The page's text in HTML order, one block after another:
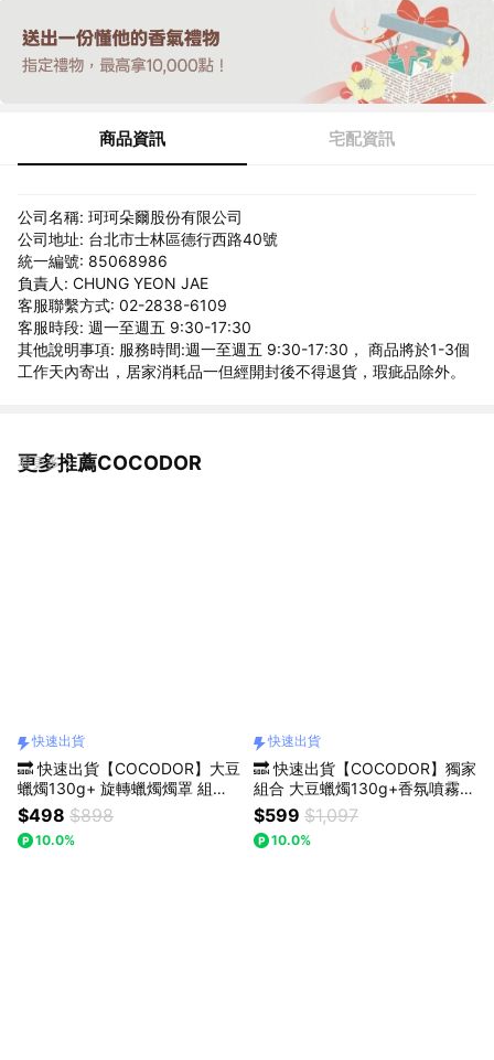
商品資訊 宅配資訊
公司名稱: 珂珂朵爾股份有限公司
公司地址: 台北市士林區德行西路40號
統一編號: 85068986
負責人: CHUNG YEON JAE
客服聯繫方式: 02-2838-6109
客服時段: 週一至週五 9:30-17:30
其他說明事項: 服務時間:週一至週五 9:30-17:30， 商品將於1-3個
工作天內寄出，居家消耗品一但經開封後不得退貨，瑕疵品除外。
更多推薦COCODOR
看更多
快速出貨
🔜 快速出貨【COCODOR】大豆
蠟燭130g+ 旋轉蠟燭燭罩 組合
(收禮人可自選/祝福/中秋/情人/
送禮/禮盒/生日)
$498 $898
10.0%
快速出貨
🔜 快速出貨【COCODOR】獨家
組合 大豆蠟燭130g+香氛噴霧8
0ml +雪花燭罩 組合(情人/送禮/
禮盒/中秋/情人節)
$599 $1,097
10.0%